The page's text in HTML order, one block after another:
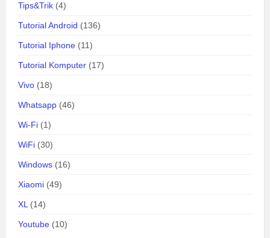
Tips&Trik (4)
Tutorial Android (136)
Tutorial Iphone (11)
Tutorial Komputer (17)
Vivo (18)
Whatsapp (46)
Wi-Fi (1)
WiFi (30)
Windows (16)
Xiaomi (49)
XL (14)
Youtube (10)